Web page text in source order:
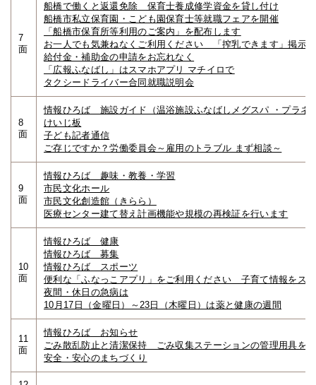
7
面
船橋で働くと返還免除 保育士養成修学資金を貸し付け
船橋市私立保育園・こども園保育士等就職フェアを開催
「船橋市保育所等利用のご案内」を配布します
お一人でも気兼ねなくご利用ください 「搾乳できます」掲示
給付金・補助金の申請をお忘れなく
「広報ふなばし」はスマホアプリ マチイロで
タクシードライバー合同就職説明会
8
面
情報ひろば 施設ガイド（温浴施設ふなばしメグスパ ・プラネ
けいじ板
子ども記者通信
ご存じですか？労働委員会～雇用のトラブル まず相談～
9
面
情報ひろば 趣味・教養・学習
市民文化ホール
市民文化創造館（きらら）
医療センター建て替え計画機能や規模の再検証を行います
10
面
情報ひろば 健康
情報ひろば 募集
情報ひろば スポーツ
便利な「ふなっこアプリ」をご利用ください 子育て情報をス
夜間・休日の急病は
10月17日（金曜日）～23日（木曜日）は薬と健康の週間
11
面
情報ひろば お知らせ
ごみ散乱防止と清潔保持 ごみ収集ステーションの管理用具を
安全・安心のまちづくり